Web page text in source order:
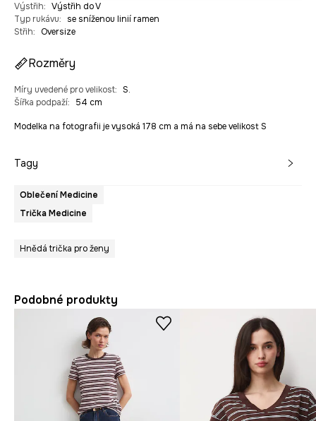
Výstřih: Výstřih do V
Typ rukávu:
se sníženou linií ramen
Střih: Oversize
Rozměry
Míry uvedené pro velikost: S.
Šířka podpaží: 54 cm
Modelka na fotografii je vysoká 178 cm a má na sebe velikost S
Tagy
Oblečení Medicine
Trička Medicine
Hnědá trička pro ženy
Podobné produkty